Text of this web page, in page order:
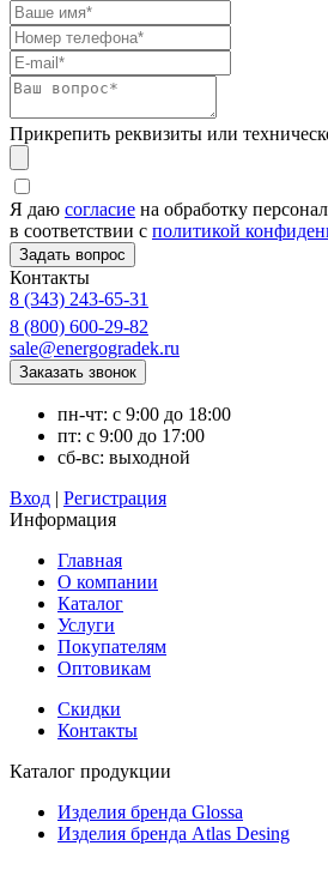
Прикрепить реквизиты или
Я даю согласие на обработку
в соответствии с политикой
Контакты
8 (343) 243-65-31
8 (800) 600-29-82
sale@energogradek.ru
пн-чт: с 9:00 до 18:00
пт: с 9:00 до 17:00
сб-вс: выходной
Вход | Регистрация
Информация
Главная
О компании
Каталог
Услуги
Покупателям
Оптовикам
Скидки
Контакты
Каталог продукции
Изделия бренда Glossa
Изделия бренда Atlas Desing